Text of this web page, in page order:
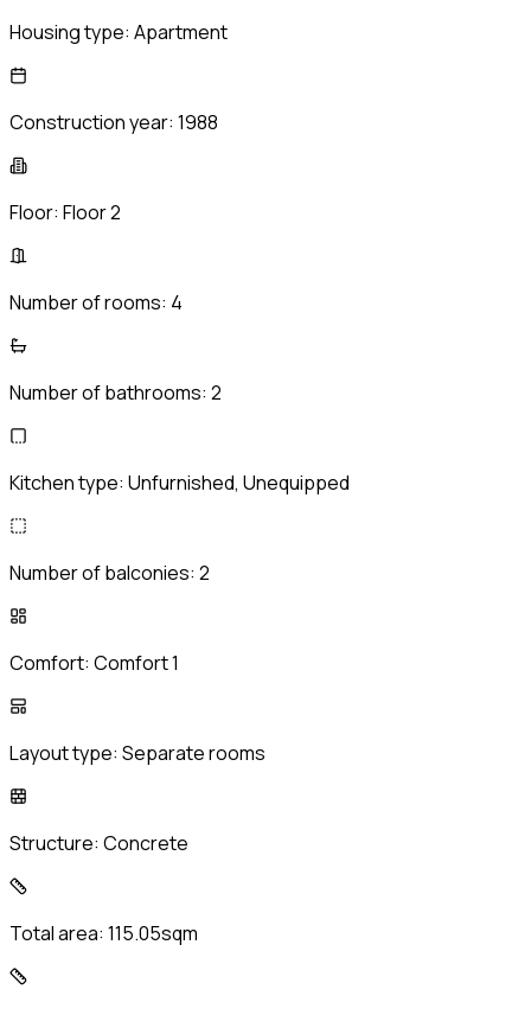
Housing type: Apartment
Construction year: 1988
Floor: Floor 2
Number of rooms: 4
Number of bathrooms: 2
Kitchen type: Unfurnished, Unequipped
Number of balconies: 2
Comfort: Comfort 1
Layout type: Separate rooms
Structure: Concrete
Total area: 115.05sqm